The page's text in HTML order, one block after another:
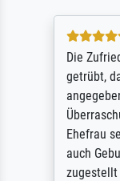
Die
getrübt,
Ehefrau
auch
zugestellt